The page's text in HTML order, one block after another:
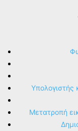
Υπολογιστής
Μετατροπή